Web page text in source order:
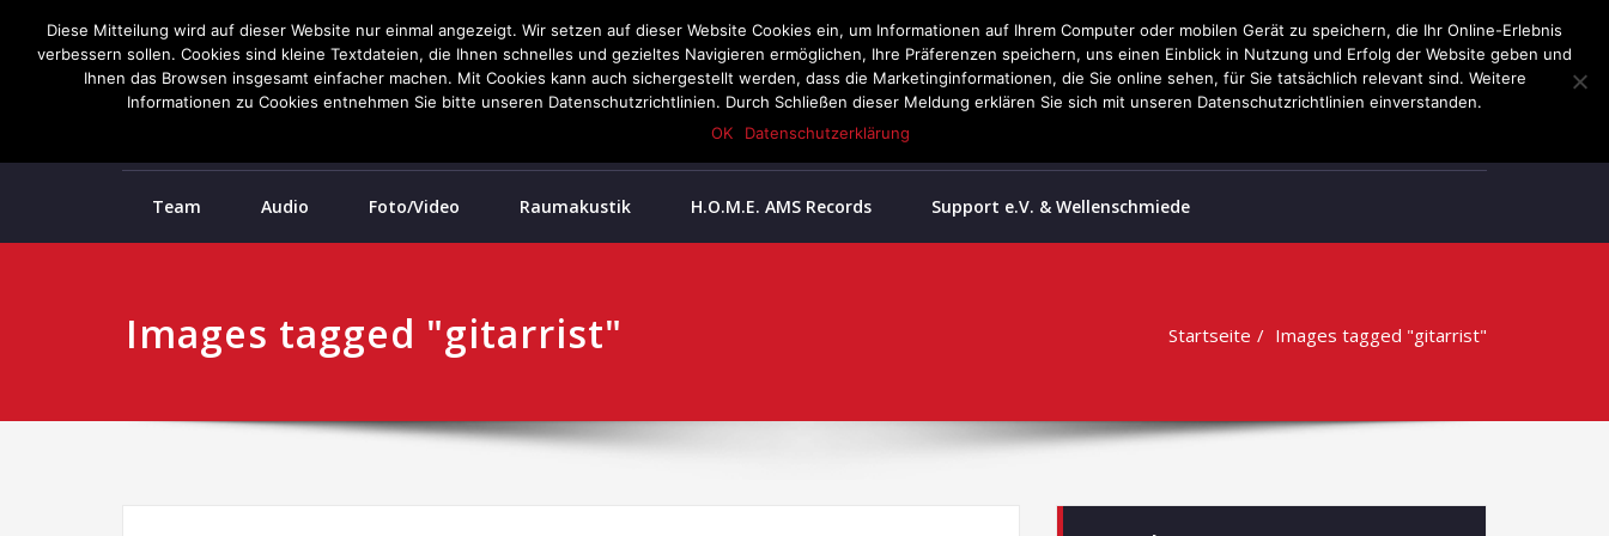
Kienberg, Gauing 2
08628 987 99 51
Team Audio Foto/Video Raumakustik H.O.M.E. AMS Records Support e.V. & Wellenschmiede
Images tagged "gitarrist" Startseite Images tagged "gitarrist"
Diese Mitteilung wird auf dieser Website nur einmal angezeigt. Wir setzen auf dieser Website Cookies ein, um Informationen auf Ihrem Computer oder mobilen Gerät zu speichern, die Ihr Online-Erlebnis
verbessern sollen. Cookies sind kleine Textdateien, die Ihnen schnelles und gezieltes Navigieren ermöglichen, Ihre Präferenzen speichern, uns einen Einblick in Nutzung und Erfolg der Website geben und
Ihnen das Browsen insgesamt einfacher machen. Mit Cookies kann auch sichergestellt werden, dass die Marketinginformationen, die Sie online sehen, für Sie tatsächlich relevant sind. Weitere
Informationen zu Cookies entnehmen Sie bitte unseren Datenschutzrichtlinien. Durch Schließen dieser Meldung erklären Sie sich mit unseren Datenschutzrichtlinien einverstanden.
OK
Datenschutzerklärung